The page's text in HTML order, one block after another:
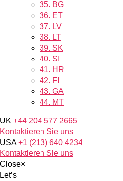
35. BG
36. ET
37. LV
38. LT
39. SK
40. SI
41. HR
42. FI
43. GA
44. MT
UK +44 204 577 2665
Kontaktieren Sie uns
USA +1 (213) 640 4234
Kontaktieren Sie uns
Close×
Let’s